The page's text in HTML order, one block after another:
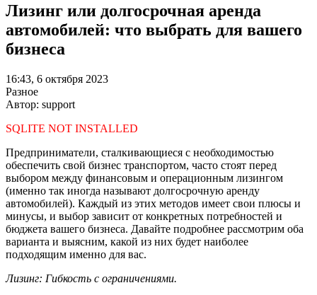
Лизинг или долгосрочная аренда
автомобилей: что выбрать для вашего
бизнеса
16:43, 6 октября 2023
Разное
Автор: support
SQLITE NOT INSTALLED
Предприниматели, сталкивающиеся с необходимостью
обеспечить свой бизнес транспортом, часто стоят перед
выбором между финансовым и операционным лизингом
(именно так иногда называют долгосрочную аренду
автомобилей). Каждый из этих методов имеет свои плюсы и
минусы, и выбор зависит от конкретных потребностей и
бюджета вашего бизнеса. Давайте подробнее рассмотрим оба
варианта и выясним, какой из них будет наиболее
подходящим именно для вас.
Лизинг: Гибкость с ограничениями.